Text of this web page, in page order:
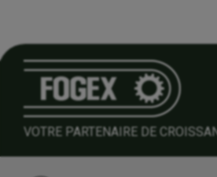
VOTRE PARTENAIRE DE